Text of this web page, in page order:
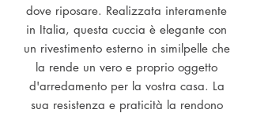
dove riposare. Realizzata interamente
in Italia, questa cuccia è elegante con
un rivestimento esterno in similpelle che
la rende un vero e proprio oggetto
d'arredamento per la vostra casa. La
sua resistenza e praticità la rendono